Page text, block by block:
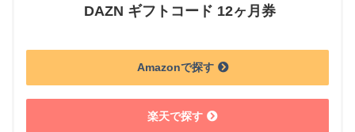
DAZN ギフトコード 12ヶ月券
Amazonで探す
楽天で探す